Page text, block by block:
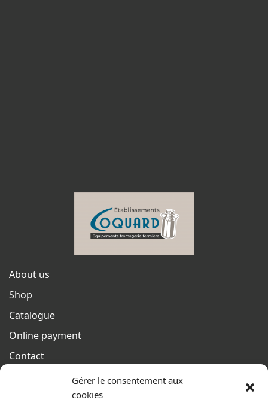
Gérer le consentement aux
cookies
About us
Shop
Catalogue
Online payment
Contact
Terms of sales
From monday to thursday